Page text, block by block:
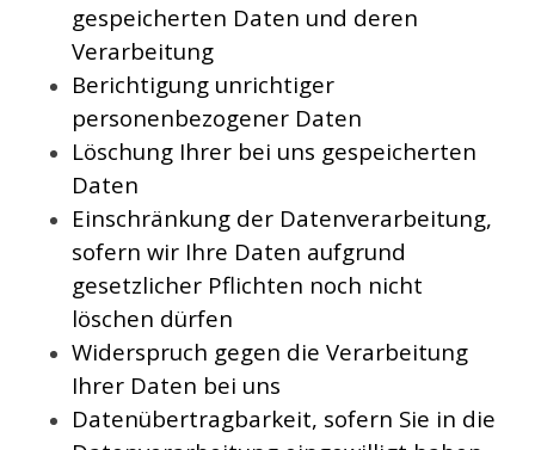
gespeicherten Daten und deren
Verarbeitung
Berichtigung unrichtiger
personenbezogener Daten
Löschung Ihrer bei uns gespeicherten
Daten
Einschränkung der Datenverarbeitung,
sofern wir Ihre Daten aufgrund
gesetzlicher Pflichten noch nicht
löschen dürfen
Widerspruch gegen die Verarbeitung
Ihrer Daten bei uns
Datenübertragbarkeit, sofern Sie in die